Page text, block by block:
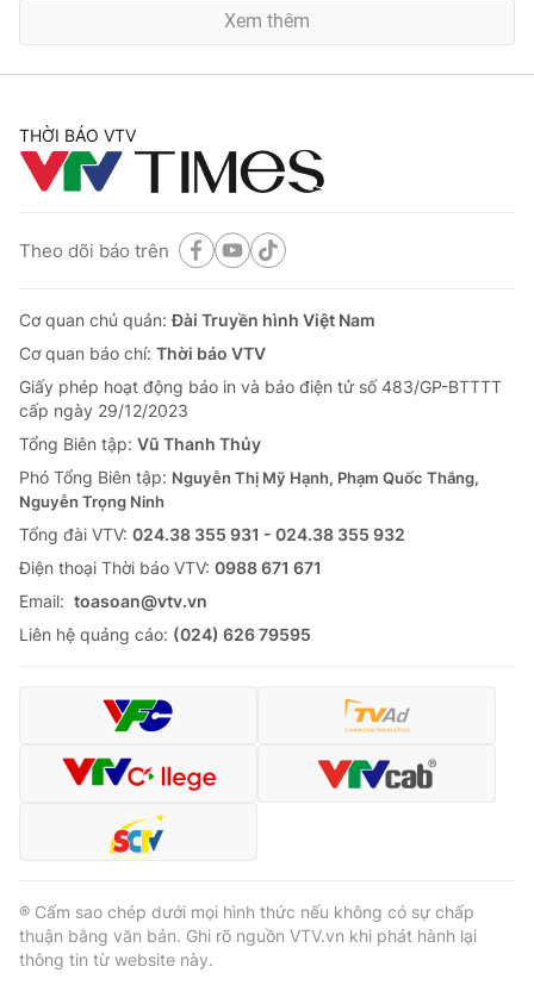
Xem thêm
THỜI BÁO VTV
Theo dõi báo trên
Cơ quan chủ quản:Đài Truyền hình Việt Nam
Cơ quan báo chí: Thời báo VTV
Giấy phép hoạt động báo in và báo điện tử số 483/GP-BTTTT
cấp ngày 29/12/2023
Tổng Biên tập: Vũ Thanh Thủy
Phó Tổng Biên tập: Nguyễn Thị Mỹ Hạnh, Phạm Quốc Thắng,
Nguyễn Trọng Ninh
Tổng đài VTV: 024.38 355 931 - 024.38 355 932
Ðiện thoại Thời báo VTV: 0988 671 671
Email: toasoan@vtv.vn
Liên hệ quảng cáo: (024) 626 79595
® Cấm sao chép dưới mọi hình thức nếu không có sự chấp
thuận bằng văn bản. Ghi rõ nguồn VTV.vn khi phát hành lại
thông tin từ website này.